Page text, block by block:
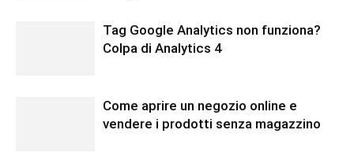
Tag Google Analytics non funziona?
Colpa di Analytics 4
Come aprire un negozio online e
vendere i prodotti senza magazzino